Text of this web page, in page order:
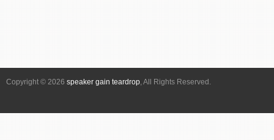
シ
ン
Copyright © 2026 speaker gain teardrop , All Rights Reserved.